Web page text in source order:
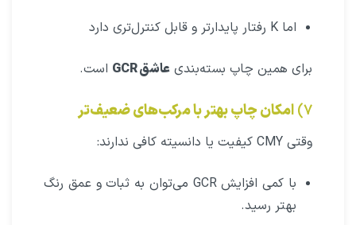
اما K رفتار پایدارتر و قابل کنترل‌تری دارد
برای همین چاپ بسته‌بندی عاشق GCR است.
۷) امکان چاپ بهتر با مرکب‌های ضعیف‌تر
وقتی CMY کیفیت یا دانسیته کافی ندارند:
با کمی افزایش GCR می‌توان به ثبات و عمق رنگ
بهتر رسید.